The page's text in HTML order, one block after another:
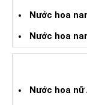
Nước hoa
Nước hoa
Nước hoa nữ